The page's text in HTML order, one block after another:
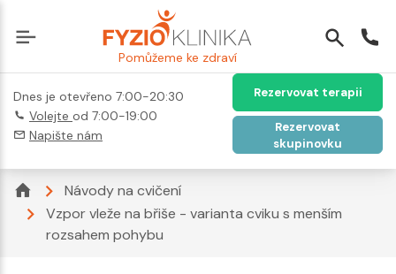
Pomůžeme ke zdraví
Dnes je otevřeno 7:00-20:30
Volejte od 7:00-19:00
Napište nám
Rezervovat terapii
Rezervovat
skupinovku
Návody na cvičení
Vzpor vleže na břiše - varianta cviku s menším
rozsahem pohybu